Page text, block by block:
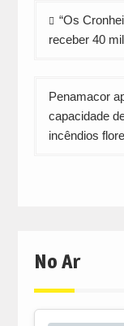
Navegação
de
“Os
receber 40
Penamacor
capacidade
incêndios
No Ar